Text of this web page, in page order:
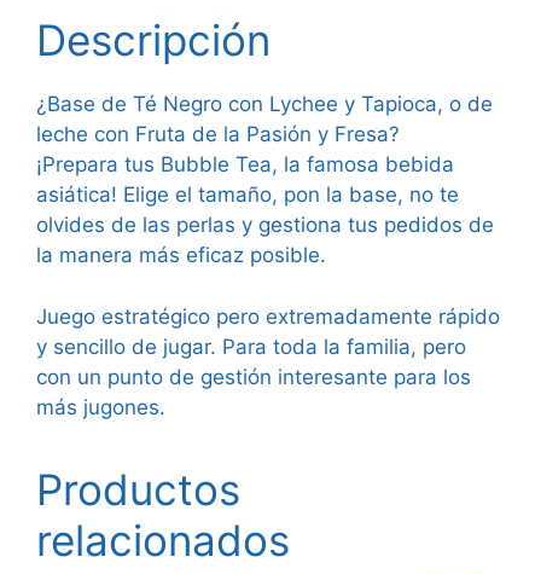
Descripción
¿Base de Té Negro con Lychee y Tapioca, o de
leche con Fruta de la Pasión y Fresa?
¡Prepara tus Bubble Tea, la famosa bebida
asiática! Elige el tamaño, pon la base, no te
olvides de las perlas y gestiona tus pedidos de
la manera más eficaz posible.
Juego estratégico pero extremadamente rápido
y sencillo de jugar. Para toda la familia, pero
con un punto de gestión interesante para los
más jugones.
Productos
relacionados